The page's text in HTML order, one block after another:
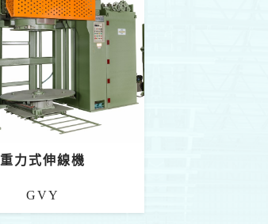
重力式伸線機
GVY